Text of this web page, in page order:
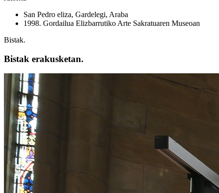
San Pedro eliza, Gardelegi, Araba
1998. Gordailua Elizbarrutiko Arte Sakratuaren Museoan
Bistak.
Bistak erakusketan.